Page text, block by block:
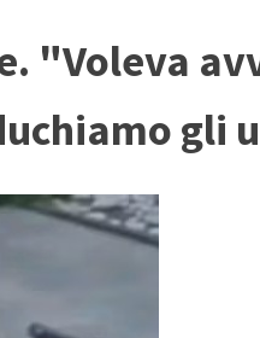
"Voleva
gli